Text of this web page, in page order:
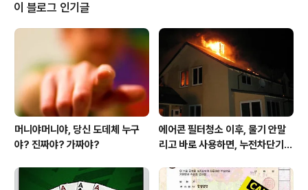
캐피탈로 사명을 바꾸고.. 내게론이라는 상품을 런칭하여...
(지금은 잘몰겠지만..당시 내게론 만든분이... 업계 라인업
들이..대충 뒤지면..다만난다고 할정도로.. 인맥 넓고 실력
있으신 분이라는 전언이.. ㅡㅡ) 요즘... 영업 타이드가..무
척 거센듯한 기세를 자주 접하는듯 합니당~! 당시... 공중파
CF에는.. 마..
이 블로그 인기글
머니야머니야, 당신 도데체 누구
야? 진짜야? 가짜야?
에어콘 필터청소 이후, 물기 안말
리고 바로 사용하면, 누전차단기
심!)